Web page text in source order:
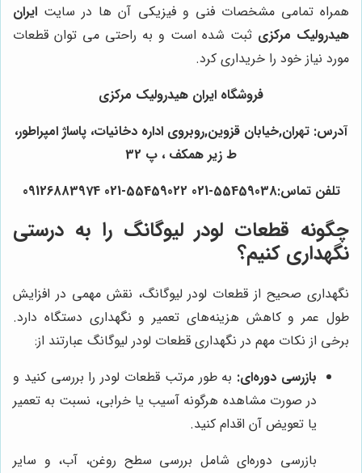
همراه تمامی مشخصات فنی و فیزیکی آن ها در سایت ایران
هیدرولیک مرکزی ثبت شده است و به راحتی می توان قطعات
مورد نیاز خود را خریداری کرد.
فروشگاه ایران هیدرولیک مرکزی
آدرس: تهران,خیابان قزوین,روبروی اداره دخانیات، پاساژ امپراطور،
ط زیر همکف ، پ 32
تلفن تماس:55459038-021 55459022-021 09126883974
چگونه قطعات لودر لیوگانگ را به درستی
نگهداری کنیم؟
نگهداری صحیح از قطعات لودر لیوگانگ، نقش مهمی در افزایش
طول عمر و کاهش هزینه‌های تعمیر و نگهداری دستگاه دارد.
برخی از نکات مهم در نگهداری قطعات لودر لیوگانگ عبارتند از:
بازرسی دوره‌ای: به طور مرتب قطعات لودر را بررسی کنید و
در صورت مشاهده هرگونه آسیب یا خرابی، نسبت به تعمیر
یا تعویض آن اقدام کنید.
بازرسی دوره‌ای شامل بررسی سطح روغن، آب، و سایر